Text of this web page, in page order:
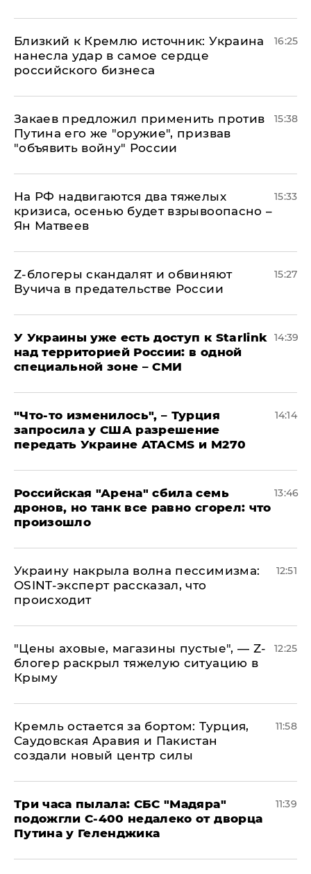
Близкий к Кремлю источник: Украина
нанесла удар в самое сердце
российского бизнеса
16:25
Закаев предложил применить против
Путина его же "оружие", призвав
"объявить войну" России
15:38
На РФ надвигаются два тяжелых
кризиса, осенью будет взрывоопасно –
Ян Матвеев
15:33
Z-блогеры скандалят и обвиняют
Вучича в предательстве России
15:27
У Украины уже есть доступ к Starlink
над территорией России: в одной
специальной зоне – СМИ
14:39
​"Что-то изменилось", – Турция
запросила у США разрешение
передать Украине ATACMS и M270
14:14
​Российская "Арена" сбила семь
дронов, но танк все равно сгорел: что
произошло
13:46
​Украину накрыла волна пессимизма:
OSINT-эксперт рассказал, что
происходит
12:51
​"Цены аховые, магазины пустые", — Z-
блогер раскрыл тяжелую ситуацию в
Крыму
12:25
​Кремль остается за бортом: Турция,
Саудовская Аравия и Пакистан
создали новый центр силы
11:58
Три часа пылала: СБС "Мадяра"
подожгли С-400 недалеко от дворца
Путина у Геленджика
11:39